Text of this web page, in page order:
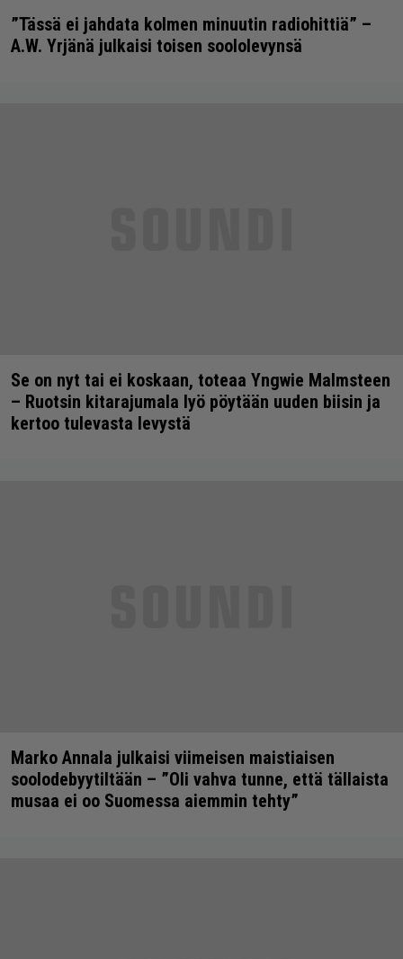
”Tässä ei jahdata kolmen minuutin radiohittiä” –
A.W. Yrjänä julkaisi toisen soololevynsä
Se on nyt tai ei koskaan, toteaa Yngwie Malmsteen
– Ruotsin kitarajumala lyö pöytään uuden biisin ja
kertoo tulevasta levystä
Marko Annala julkaisi viimeisen maistiaisen
soolodebyytiltään – ”Oli vahva tunne, että tällaista
musaa ei oo Suomessa aiemmin tehty”